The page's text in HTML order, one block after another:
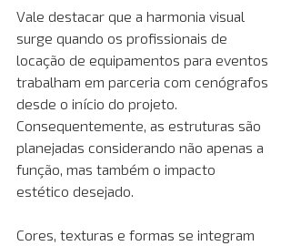
Vale destacar que a harmonia visual
surge quando os profissionais de
locação de equipamentos para eventos
trabalham em parceria com cenógrafos
desde o início do projeto.
Consequentemente, as estruturas são
planejadas considerando não apenas a
função, mas também o impacto
estético desejado.
Cores, texturas e formas se integram